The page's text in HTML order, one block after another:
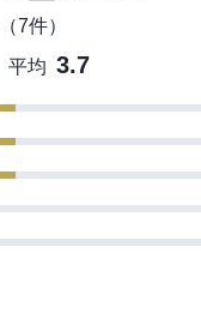
（7件）
平均 3.7